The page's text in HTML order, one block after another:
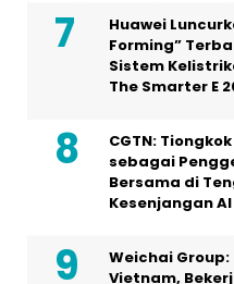
Huawei
Forming”
Sistem
The Smarter E
CGTN:
sebagai
Bersama di
Kesenjangan
Weichai
Vietnam,